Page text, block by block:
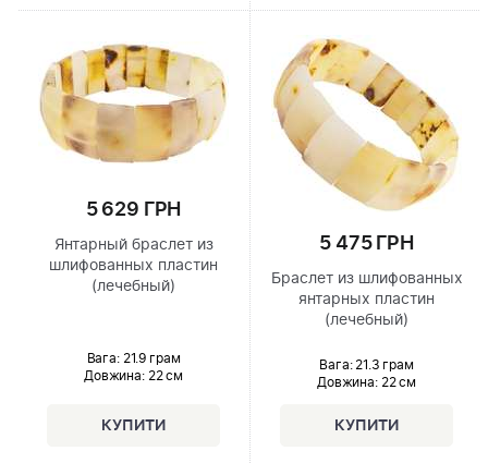
5 629 ГРН
Янтарный браслет из
шлифованных пластин
(лечебный)
Вага: 21.9 грам
Довжина:22 см
5 475 ГРН
Браслет из шлифованных
янтарных пластин
(лечебный)
Вага: 21.3 грам
Довжина:22 см